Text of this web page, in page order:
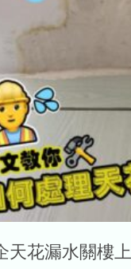
天花漏水關樓